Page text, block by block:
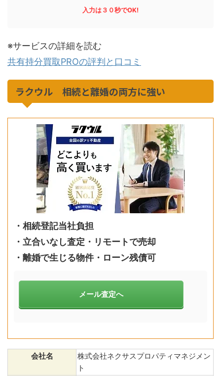
入力は３０秒でOK!
※サービスの詳細を読む
共有持分買取PROの評判と口コミ
ラクウル 相続と離婚の両方に強い
・ 相続登記当社負担
・立合いなし査定・リモートで売却
・離婚で生じる物件・ローン残債可
メール査定へ
会社名
株式会社ネクサスプロパティマネジメン
ト